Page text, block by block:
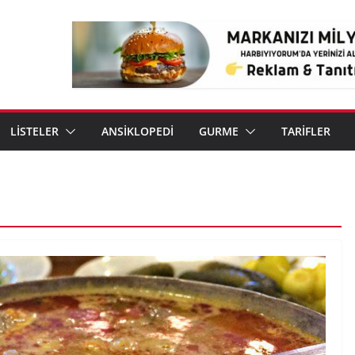
LİSTELER ANSİKLOPEDİ GURME TARİFLER